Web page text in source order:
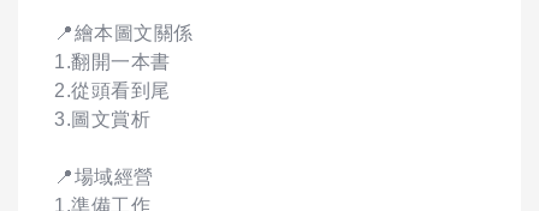
📍繪本圖文關係
1.翻開一本書
2.從頭看到尾
3.圖文賞析
📍場域經營
1.準備工作